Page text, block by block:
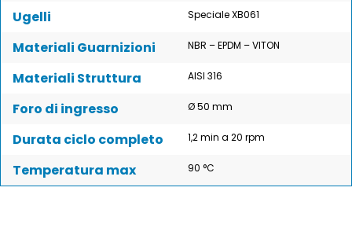
Ugelli Speciale XB061
Materiali Guarnizioni NBR – EPDM – VITON
Materiali Struttura AISI 316
Foro di ingresso Ø 50 mm
Durata ciclo completo 1,2 min a 20 rpm
Temperatura max 90 °C